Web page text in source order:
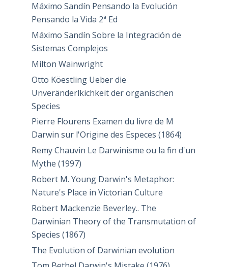
Máximo Sandín Pensando la Evolución
Pensando la Vida 2ª Ed
Máximo Sandín Sobre la Integración de
Sistemas Complejos
Milton Wainwright
Otto Köestling Ueber die
Unveränderlkichkeit der organischen
Species
Pierre Flourens Examen du livre de M
Darwin sur l'Origine des Especes (1864)
Remy Chauvin Le Darwinisme ou la fin d'un
Mythe (1997)
Robert M. Young Darwin's Metaphor:
Nature's Place in Victorian Culture
Robert Mackenzie Beverley.. The
Darwinian Theory of the Transmutation of
Species (1867)
The Evolution of Darwinian evolution